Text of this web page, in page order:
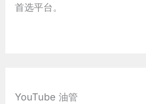
首选平台。
YouTube 油管